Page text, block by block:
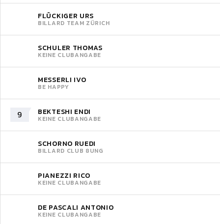
FLÜCKIGER URS
BILLARD TEAM ZÜRICH
SCHULER THOMAS
KEINE CLUBANGABE
MESSERLI IVO
BE HAPPY
9 BEKTESHI ENDI
KEINE CLUBANGABE
SCHORNO RUEDI
BILLARD CLUB 8UNG
PIANEZZI RICO
KEINE CLUBANGABE
DE PASCALI ANTONIO
KEINE CLUBANGABE